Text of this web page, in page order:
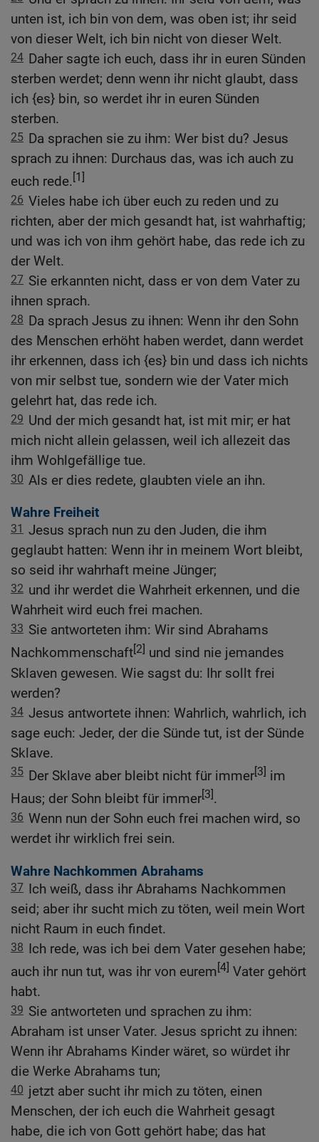
unten ist, ich bin von dem, was oben ist; ihr seid
von dieser Welt, ich bin nicht von dieser Welt.
24 Daher sagte ich euch, dass ihr in euren Sünden
sterben werdet; denn wenn ihr nicht glaubt, dass
ich {es} bin, so werdet ihr in euren Sünden
sterben.
25 Da sprachen sie zu ihm: Wer bist du? Jesus
sprach zu ihnen: Durchaus das, was ich auch zu
euch rede.[1]
26 Vieles habe ich über euch zu reden und zu
richten, aber der mich gesandt hat, ist wahrhaftig;
und was ich von ihm gehört habe, das rede ich zu
der Welt.
27 Sie erkannten nicht, dass er von dem Vater zu
ihnen sprach.
28 Da sprach Jesus zu ihnen: Wenn ihr den Sohn
des Menschen erhöht haben werdet, dann werdet
ihr erkennen, dass ich {es} bin und dass ich nichts
von mir selbst tue, sondern wie der Vater mich
gelehrt hat, das rede ich.
29 Und der mich gesandt hat, ist mit mir; er hat
mich nicht allein gelassen, weil ich allezeit das
ihm Wohlgefällige tue.
30 Als er dies redete, glaubten viele an ihn.
Wahre Freiheit
31 Jesus sprach nun zu den Juden, die ihm
geglaubt hatten: Wenn ihr in meinem Wort bleibt,
so seid ihr wahrhaft meine Jünger;
32 und ihr werdet die Wahrheit erkennen, und die
Wahrheit wird euch frei machen.
33 Sie antworteten ihm: Wir sind Abrahams
Nachkommenschaft[2] und sind nie jemandes
Sklaven gewesen. Wie sagst du: Ihr sollt frei
werden?
34 Jesus antwortete ihnen: Wahrlich, wahrlich, ich
sage euch: Jeder, der die Sünde tut, ist der Sünde
Sklave.
35 Der Sklave aber bleibt nicht für immer[3] im
Haus; der Sohn bleibt für immer[3].
36 Wenn nun der Sohn euch frei machen wird, so
werdet ihr wirklich frei sein.
Wahre Nachkommen Abrahams
37 Ich weiß, dass ihr Abrahams Nachkommen
seid; aber ihr sucht mich zu töten, weil mein Wort
nicht Raum in euch findet.
38 Ich rede, was ich bei dem Vater gesehen habe;
auch ihr nun tut, was ihr von eurem[4] Vater gehört
habt.
39 Sie antworteten und sprachen zu ihm:
Abraham ist unser Vater. Jesus spricht zu ihnen:
Wenn ihr Abrahams Kinder wäret, so würdet ihr
die Werke Abrahams tun;
40 jetzt aber sucht ihr mich zu töten, einen
Menschen, der ich euch die Wahrheit gesagt
habe, die ich von Gott gehört habe; das hat